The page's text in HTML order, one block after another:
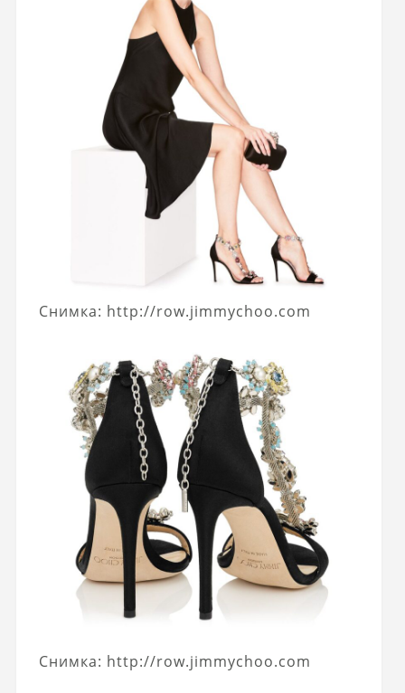
Снимка: http://row.jimmychoo.com
Снимка: http://row.jimmychoo.com